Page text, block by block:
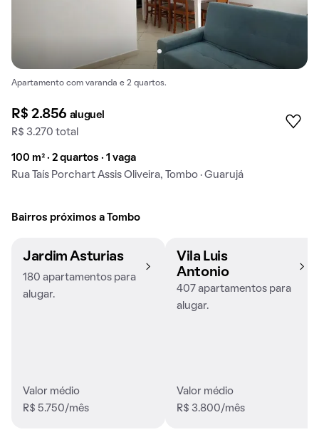
Apartamento com varanda e 2 quartos.
R$ 2.856 aluguel
R$ 3.270 total
100 m² · 2 quartos · 1 vaga
Rua Taís Porchart Assis Oliveira, Tombo · Guarujá
Bairros próximos a Tombo
Jardim Asturias
180 apartamentos para
alugar.
Valor médio
R$ 5.750/mês
Vila Luis
Antonio
407 apartamentos para
alugar.
Valor médio
R$ 3.800/mês